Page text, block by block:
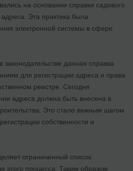
на основании справки садового
Эта практика была
электронной системы в сфере
данная справка
для регистрации адреса и права
реестре. Сегодня
адреса должна быть внесена в
Это стало важным шагом
собственности и
ограниченный список
этого процесса. Таким образом,